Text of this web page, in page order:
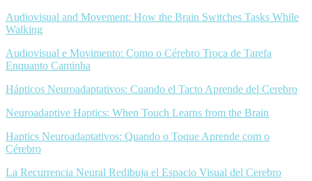
Audiovisual and Movement: How the Brain Switches Tasks While
Walking
Audiovisual e Movimento: Como o Cérebro Troca de Tarefa
Enquanto Caminha
Hápticos Neuroadaptativos: Cuando el Tacto Aprende del Cerebro
Neuroadaptive Haptics: When Touch Learns from the Brain
Haptics Neuroadaptativos: Quando o Toque Aprende com o
Cérebro
La Recurrencia Neural Redibuja el Espacio Visual del Cerebro